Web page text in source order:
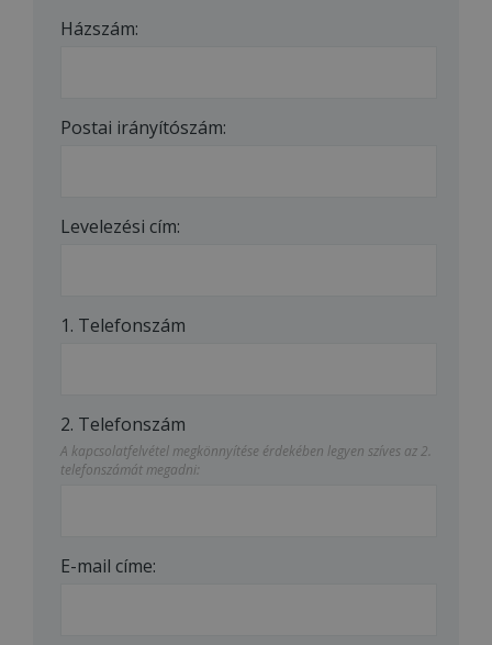
Házszám:
Postai irányítószám:
Levelezési cím:
1. Telefonszám
2. Telefonszám
A kapcsolatfelvétel megkönnyítése érdekében legyen szíves az 2.
telefonszámát megadni:
E-mail címe: